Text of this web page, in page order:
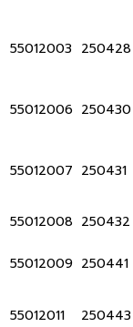
55012003 250428
55012006 250430
55012007 250431
55012008 250432
55012009 250441
55012011 250443